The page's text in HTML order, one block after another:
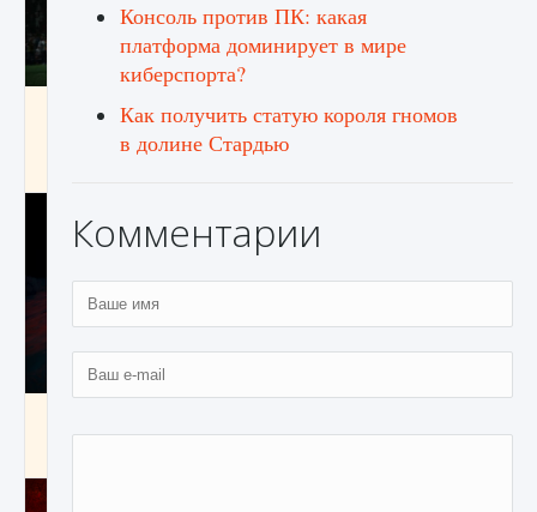
Как исправить ошибку EA FC 25 beta,
которая не работает
Консоль против ПК: какая
платформа доминирует в мире
киберспорта?
Как получить статую короля гномов
в долине Стардью
Комментарии